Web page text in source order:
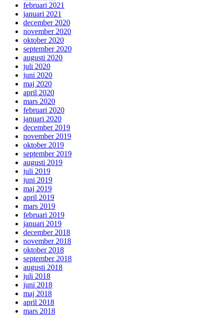
februari 2021
januari 2021
december 2020
november 2020
oktober 2020
september 2020
augusti 2020
juli 2020
juni 2020
maj 2020
april 2020
mars 2020
februari 2020
januari 2020
december 2019
november 2019
oktober 2019
september 2019
augusti 2019
juli 2019
juni 2019
maj 2019
april 2019
mars 2019
februari 2019
januari 2019
december 2018
november 2018
oktober 2018
september 2018
augusti 2018
juli 2018
juni 2018
maj 2018
april 2018
mars 2018